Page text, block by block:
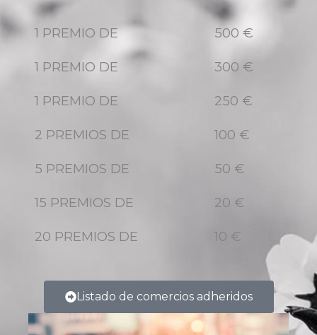
1 PREMIO DE 500 €
1 PREMIO DE 300 €
1 PREMIO DE 250 €
2 PREMIOS DE 100 €
5 PREMIOS DE 50 €
15 PREMIOS DE 20 €
20 PREMIOS DE 10 €
Listado de comercios adheridos